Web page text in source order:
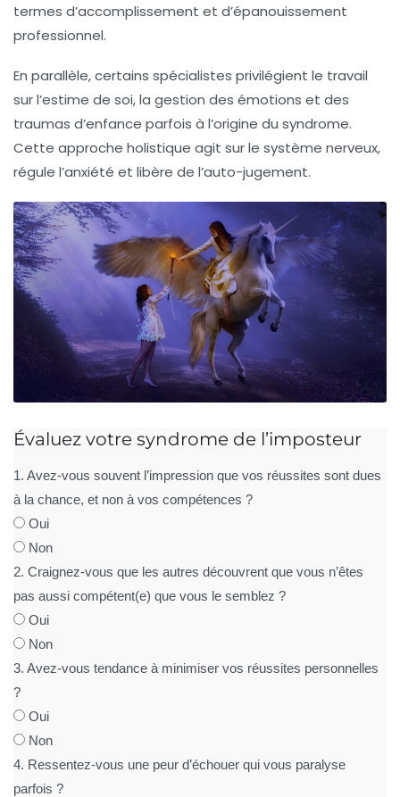
termes d’accomplissement et d’épanouissement
professionnel.
En parallèle, certains spécialistes privilégient le travail
sur l’estime de soi, la gestion des émotions et des
traumas d’enfance parfois à l’origine du syndrome.
Cette approche holistique agit sur le système nerveux,
régule l’anxiété et libère de l’auto-jugement.
Évaluez votre syndrome de l’imposteur
1. Avez-vous souvent l’impression que vos réussites sont dues
à la chance, et non à vos compétences ?
Oui
Non
2. Craignez-vous que les autres découvrent que vous n’êtes
pas aussi compétent(e) que vous le semblez ?
Oui
Non
3. Avez-vous tendance à minimiser vos réussites personnelles
?
Oui
Non
4. Ressentez-vous une peur d’échouer qui vous paralyse
parfois ?